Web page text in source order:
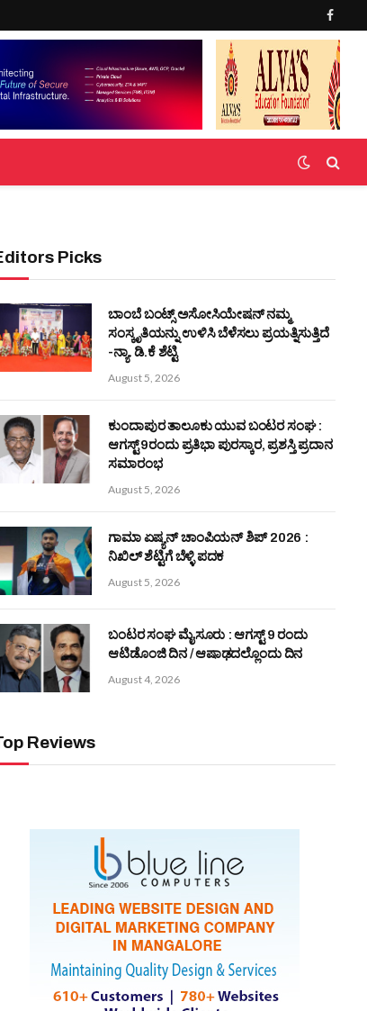
Picks
ಬಾಂಬೆ ಬಂಟ್ಸ್ ಅಸೋಸಿಯೇಷನ್ ನಮ್ಮ
ಸಂಸ್ಕೃತಿಯನ್ನು ಉಳಿಸಿ ಬೆಳೆಸಲು ಪ್ರಯತ್ನಿಸುತ್ತಿದೆ
-ನ್ಯಾ. ಡಿ.ಕೆ ಶೆಟ್ಟಿ
August 5, 2026
ಕುಂದಾಪುರ ತಾಲೂಕು ಯುವ ಬಂಟರ ಸಂಘ :
ಆಗಸ್ಟ್ 9ರಂದು ಪ್ರತಿಭಾ ಪುರಸ್ಕಾರ, ಪ್ರಶಸ್ತಿ ಪ್ರದಾನ
ಸಮಾರಂಭ
August 5, 2026
ಗಾಮಾ ಏಷ್ಯನ್ ಚಾಂಪಿಯನ್‌ ಶಿಪ್‌ 2026 :
ನಿಖಿಲ್ ಶೆಟ್ಟಿಗೆ ಬೆಳ್ಳಿ ಪದಕ
August 5, 2026
ಬಂಟರ ಸಂಘ ಮೈಸೂರು : ಆಗಸ್ಟ್ 9 ರಂದು
ಆಟಿಡೊಂಜಿ ದಿನ / ಆಷಾಢದಲ್ಲೊಂದು ದಿನ
August 4, 2026
Reviews